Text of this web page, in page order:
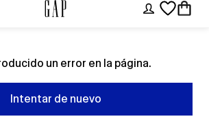
un error en la página.
Intentar de nuevo